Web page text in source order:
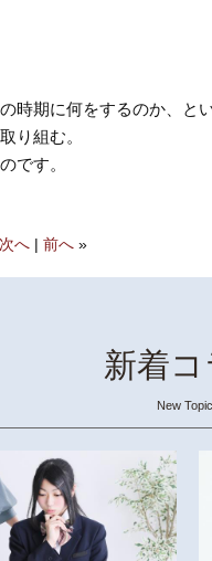
期に何をするのか、と
り組む。
です。
次へ | 前へ »
新着コ
New